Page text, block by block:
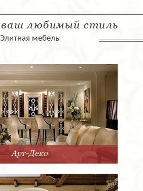
любимый стиль
Элитная мебель
Арт-Деко